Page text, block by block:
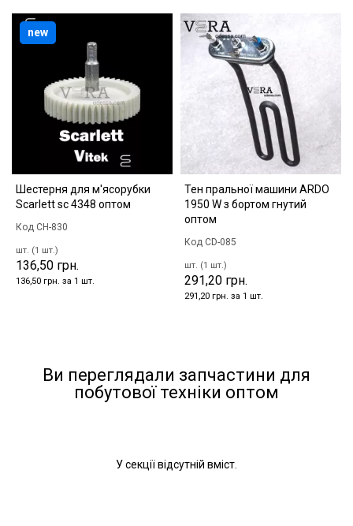
Шестерня для м'ясорубки
Scarlett sc 4348 оптом
Код CH-830
шт. (1 шт.)
136,50 грн.
136,50 грн. за 1 шт.
new
Тен пральної машини ARDO
1950 W з бортом гнутий
оптом
Код CD-085
шт. (1 шт.)
291,20 грн.
291,20 грн. за 1 шт.
Ви переглядали запчастини для
побутової техніки оптом
У секції відсутній вміст.